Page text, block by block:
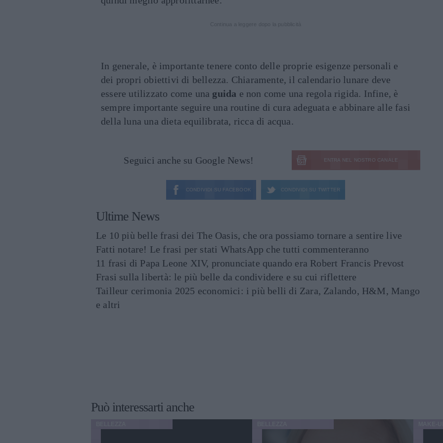
In generale, è importante tenere conto delle proprie esigenze personali e
dei propri obiettivi di bellezza. Chiaramente, il calendario lunare deve
essere utilizzato come una guida e non come una regola rigida. Infine, è
sempre importante seguire una routine di cura adeguata e abbinare alle fasi
della luna una dieta equilibrata, ricca di acqua.
Seguici anche su Google News! ENTRA NEL NOSTRO CANALE
CONDIVIDI SU FACEBOOK CONDIVIDI SU TWITTER
Ultime News
Le 10 più belle frasi dei The Oasis, che ora possiamo tornare a sentire live
Fatti notare! Le frasi per stati WhatsApp che tutti commenteranno
11 frasi di Papa Leone XIV, pronunciate quando era Robert Francis Prevost
Frasi sulla libertà: le più belle da condividere e su cui riflettere
Tailleur cerimonia 2025 economici: i più belli di Zara, Zalando, H&M, Mango
e altri
Può interessarti anche